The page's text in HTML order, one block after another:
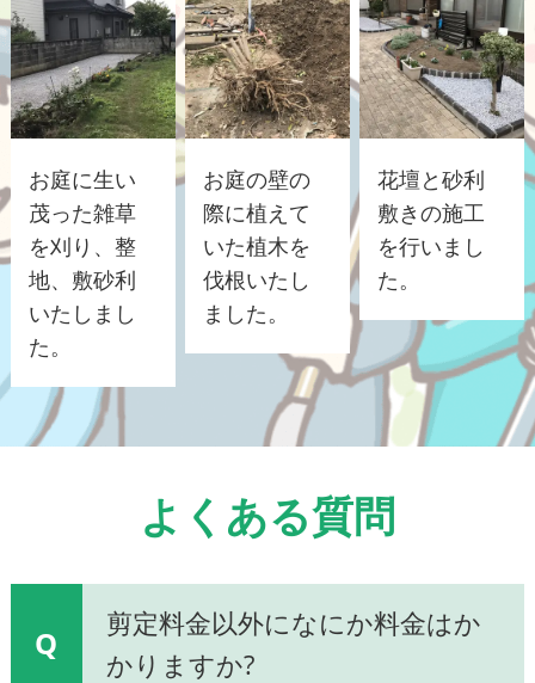
お庭に生い
茂った雑草
を刈り、整
地、敷砂利
いたしまし
た。
お庭の壁の
際に植えて
いた植木を
伐根いたし
ました。
花壇と砂利
敷きの施工
を行いまし
た。
よくある質問
Q
剪定料金以外になにか料金はか
かりますか?